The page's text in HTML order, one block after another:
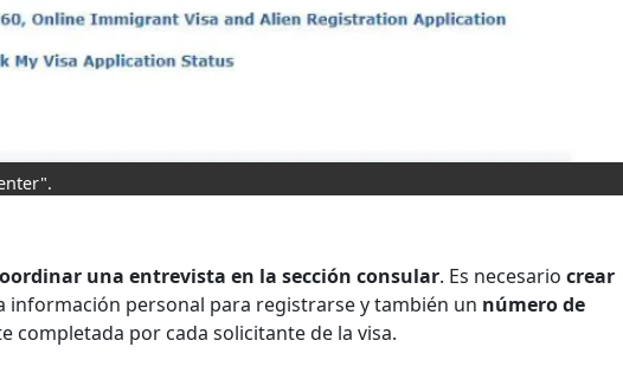
una entrevista en la sección consular. Es necesario crear
información personal para registrarse y también un número de
completada por cada solicitante de la visa.